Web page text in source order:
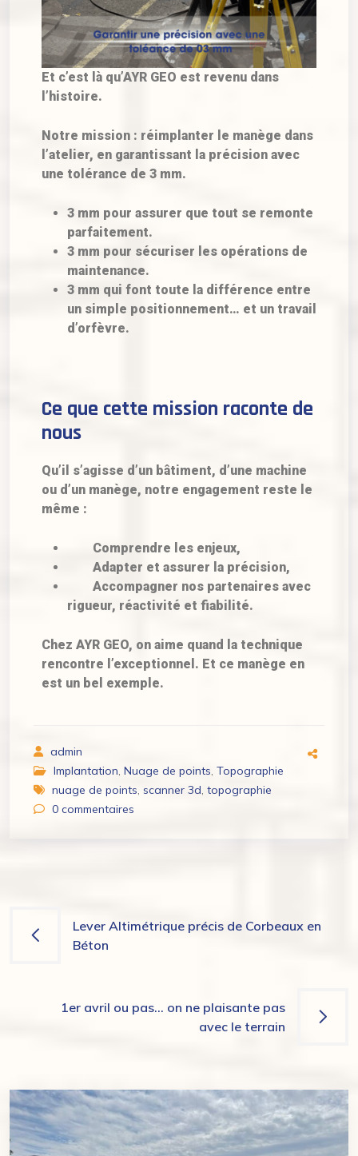
Et c’est là qu’AYR GEO est revenu dans
l’histoire.
Notre mission : réimplanter le manège dans
l’atelier, en garantissant la précision avec
une tolérance de 3 mm.
3 mm pour assurer que tout se remonte
parfaitement.
3 mm pour sécuriser les opérations de
maintenance.
3 mm qui font toute la différence entre
un simple positionnement… et un travail
d’orfèvre.
Ce que cette mission raconte de
nous
Qu’il s’agisse d’un bâtiment, d’une machine
ou d’un manège, notre engagement reste le
même :
Comprendre les enjeux,
Adapter et assurer la précision,
Accompagner nos partenaires avec
rigueur, réactivité et fiabilité.
Chez AYR GEO, on aime quand la technique
rencontre l’exceptionnel. Et ce manège en
est un bel exemple.
admin
Implantation, Nuage de points, Topographie
nuage de points, scanner 3d, topographie
0 commentaires
Lever Altimétrique précis de Corbeaux en
Béton
1er avril ou pas… on ne plaisante pas
avec le terrain